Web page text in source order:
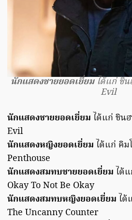
นักแสดงชายยอดเยี่ยมได้แก่ ชิน
Evil
นักแสดงชายยอดเยี่ยม ได้แก่ ชิน
Evil
นักแสดงหญิงยอดเยี่ยม ได้แก่ คิ
Penthouse
นักแสดงสมทบชายยอดเยี่ยม ได้
Okay To Not Be Okay
นักแสดงสมทบหญิงยอดเยี่ยม ไ
The Uncanny Counter